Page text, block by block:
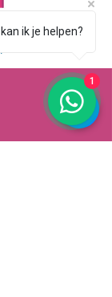
btw en
kan ik je helpen?
1